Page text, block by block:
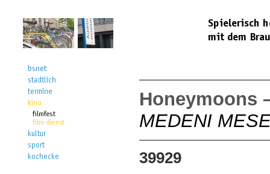
Honeymoons
MEDENI
39929